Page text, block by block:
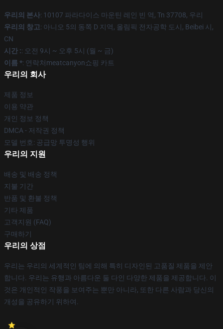
우리의 본사: 10107 파라다이스 마운틴 레인 빈 역, Tn 37708, 우리
우리의 창고: 아니오 5의 동쪽 D 지역, 올림픽 전자공학 도시, Beibei 시,
CN
시간 :: 오전 9시 ~ 오후 5시 (월 ~ 금)
이름 *: 연락처meatcanyon쇼핑 카트
우리의 회사
제품 정보
이용 약관
개인 정보 정책
DMCA - 저작권 정책
모델 번호: 공급망 투명성 행위
우리의 지원
배송 및 배송 정책
지불 기간
반품 및 환불 정책
기타 제품
고객지원 (FAQ)
구매하기
우리의 상점
우리는 우리의 세계적인 팀에 의해 특히 디자인된 고품질 제품을 제안
합니다. 우리는 유행과 아름다운 둘 다인 다양한 제품을 제공합니다. 이
것은 개인적인 작풍을 보여주는 뿐만 아니라, 또한 다른 사람과 당신의
개성을 공유하기 위하여.